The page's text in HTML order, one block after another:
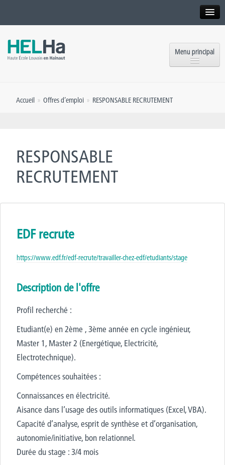
Formation continue et Recherche
Presse
Menu principal
OEH
Rencontrez-nous
Accueil » Offres d’emploi » RESPONSABLE RECRUTEMENT
RESPONSABLE
RECRUTEMENT
EDF recrute
https://www.edf.fr/edf-recrute/travailler-chez-edf/etudiants/stage
Description de l'offre
Profil recherché :
Etudiant(e) en 2ème , 3ème année en cycle ingénieur,
Master 1, Master 2 (Energétique, Electricité,
Electrotechnique).
Compétences souhaitées :
Connaissances en électricité.
Aisance dans l’usage des outils informatiques (Excel, VBA).
Capacité d’analyse, esprit de synthèse et d’organisation,
autonomie/initiative, bon relationnel.
Durée du stage : 3/4 mois